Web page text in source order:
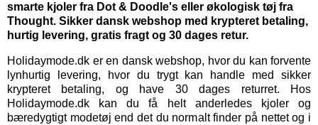
smarte kjoler fra Dot & Doodle's eller økologisk tøj fra
Thought. Sikker dansk webshop med krypteret betaling,
hurtig levering, gratis fragt og 30 dages retur.
Holidaymode.dk er en dansk webshop, hvor du kan forvente
lynhurtig levering, hvor du trygt kan handle med sikker
krypteret betaling, og have 30 dages returret. Hos
Holidaymode.dk kan du få helt anderledes kjoler og
bæredygtigt modetøj end det du normalt finder på nettet og i